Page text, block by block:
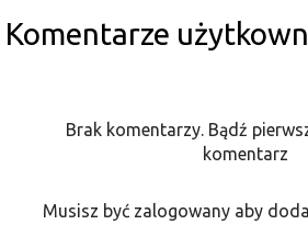
Komentarze
Brak komentarzy. Bądź
komentarz
Musisz być zalogowany aby